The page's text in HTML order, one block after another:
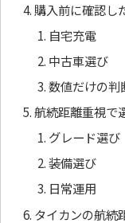
購入前に確認し
自宅充電
中古車選び
数値だけの判
航続距離重視で
グレード選び
装備選び
日常運用
タイカンの航続